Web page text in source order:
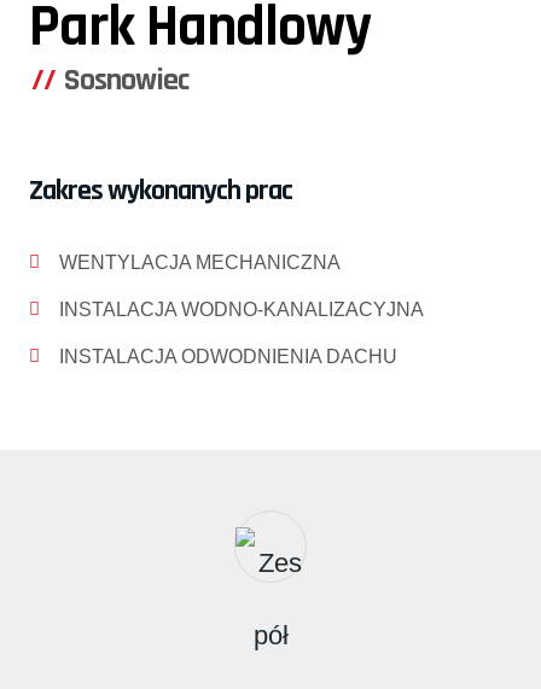
Park Handlowy
Sosnowiec
Zakres wykonanych prac
WENTYLACJA MECHANICZNA
INSTALACJA WODNO-KANALIZACYJNA
INSTALACJA ODWODNIENIA DACHU